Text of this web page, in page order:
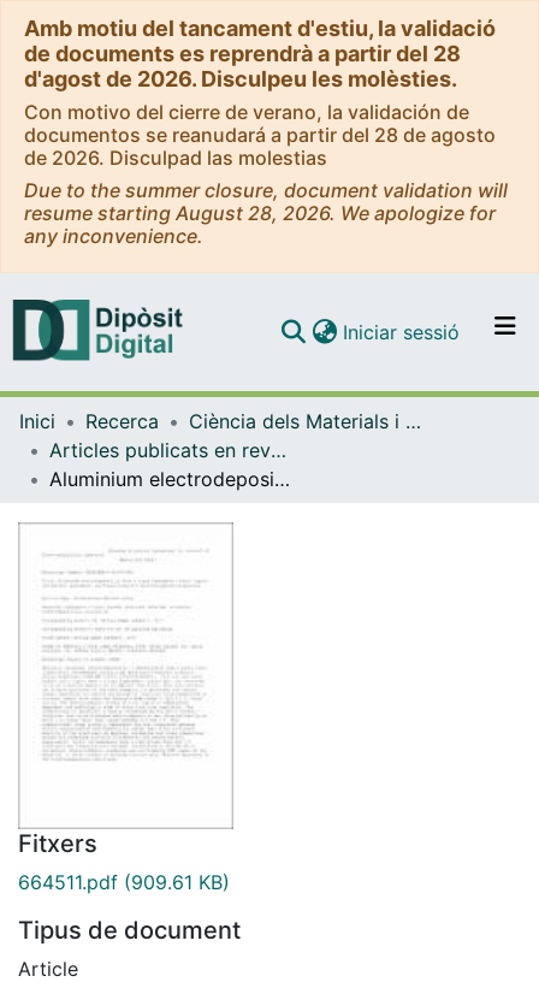
Amb motiu del tancament d'estiu, la validació
de documents es reprendrà a partir del 28
d'agost de 2026. Disculpeu les molèsties.
Con motivo del cierre de verano, la validación de
documentos se reanudará a partir del 28 de agosto
de 2026. Disculpad las molestias
Due to the summer closure, document validation will
resume starting August 28, 2026. We apologize for
any inconvenience.
Navega per tot el DD
Com publicar
Iniciar sessió (current)
Inici Recerca
Ciència dels Materials i Química Física
Articles publicats en revistes (Ciència dels Materials i Química Física)
Aluminium electrodeposition from a novel hydrophobic ionic liquid tetramethyl-guanidinium-perfluoro-3-oxa-4,5 dichloro-pentan-sulphonate
Fitxers
664511.pdf (909.61 KB)
Tipus de document
Article